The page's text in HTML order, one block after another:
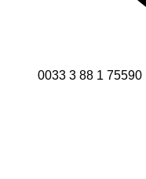
0033 3 88 1 75590